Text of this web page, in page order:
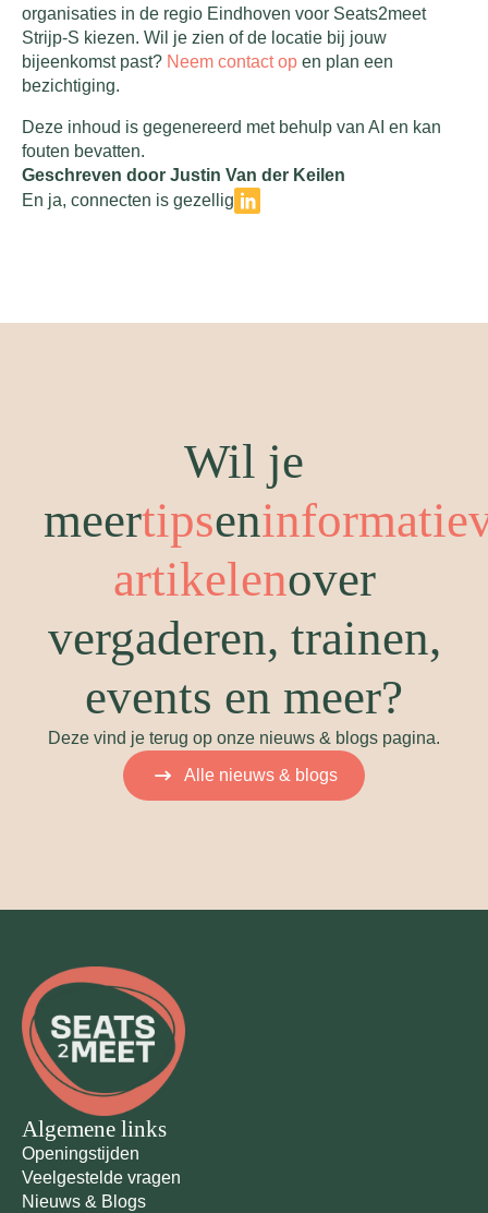
organisaties in de regio Eindhoven voor Seats2meet
Strijp-S kiezen. Wil je zien of de locatie bij jouw
bijeenkomst past? Neem contact op en plan een
bezichtiging.
Deze inhoud is gegenereerd met behulp van AI en kan
fouten bevatten.
Geschreven door Justin Van der Keilen
En ja, connecten is gezellig
Wil je
meertipsen
artikelenover
vergaderen, trainen,
events en meer?
Deze vind je terug op onze nieuws & blogs pagina.
Alle nieuws & blogs
Algemene links
Openingstijden
Veelgestelde vragen
Nieuws & Blogs